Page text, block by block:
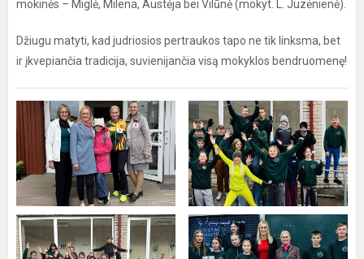
mokinės – Miglė, Milena, Austėja bei Vilūnė (mokyt. L. Juzėnienė).
Džiugu matyti, kad judriosios pertraukos tapo ne tik linksma, bet
ir įkvepiančia tradicija, suvienijančia visą mokyklos bendruomenę!